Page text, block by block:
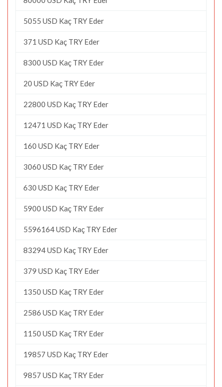
5055 USD Kaç TRY Eder
371 USD Kaç TRY Eder
8300 USD Kaç TRY Eder
20 USD Kaç TRY Eder
22800 USD Kaç TRY Eder
12471 USD Kaç TRY Eder
160 USD Kaç TRY Eder
3060 USD Kaç TRY Eder
630 USD Kaç TRY Eder
5900 USD Kaç TRY Eder
5596164 USD Kaç TRY Eder
83294 USD Kaç TRY Eder
379 USD Kaç TRY Eder
1350 USD Kaç TRY Eder
2586 USD Kaç TRY Eder
1150 USD Kaç TRY Eder
19857 USD Kaç TRY Eder
9857 USD Kaç TRY Eder